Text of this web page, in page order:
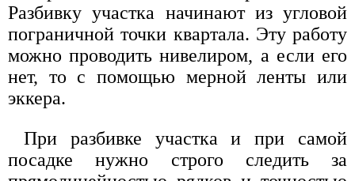
Разбивку участка начинают из угловой
пограничной точки квартала. Эту работу
можно проводить нивелиром, а если его
нет, то с помощью мерной ленты или
эккера.
При разбивке участка и при самой
посадке нужно строго следить за